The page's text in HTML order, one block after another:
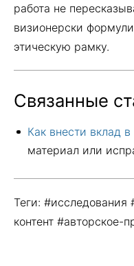
работа не
визионерски
этическую рамку.
Связанные
Как внести вклад
материал или
Теги: #исследования
контент #авторское-